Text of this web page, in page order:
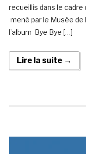
recueillis dans le
mené par le Musée de
l’album Bye Bye […]
Lire la suite →